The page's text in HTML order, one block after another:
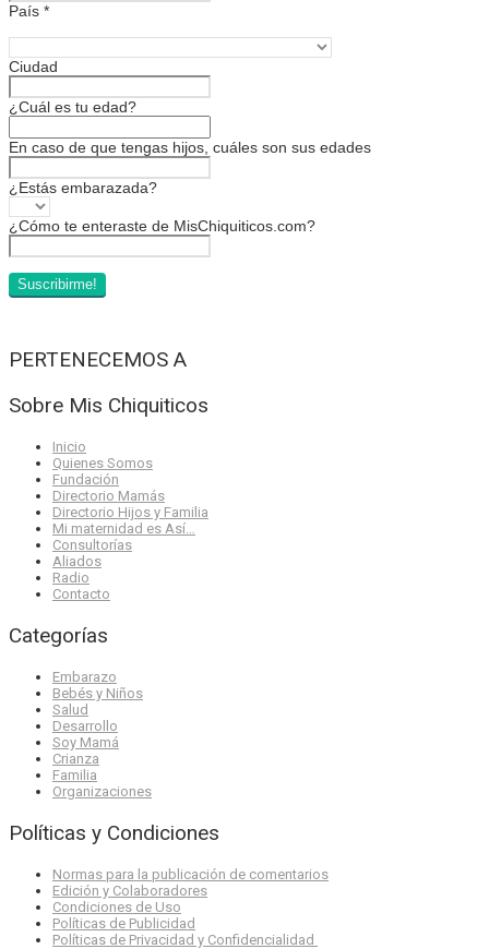
País *
Ciudad
¿Cuál es tu edad?
En caso de que tengas hijos, cuáles son sus edades
¿Estás embarazada?
¿Cómo te enteraste de MisChiquiticos.com?
PERTENECEMOS A
Sobre Mis Chiquiticos
Inicio
Quienes Somos
Fundación
Directorio Mamás
Directorio Hijos y Familia
Mi maternidad es Así…
Consultorías
Aliados
Radio
Contacto
Categorías
Embarazo
Bebés y Niños
Salud
Desarrollo
Soy Mamá
Crianza
Familia
Organizaciones
Políticas y Condiciones
Normas para la publicación de comentarios
Edición y Colaboradores
Condiciones de Uso
Políticas de Publicidad
Políticas de Privacidad y Confidencialidad